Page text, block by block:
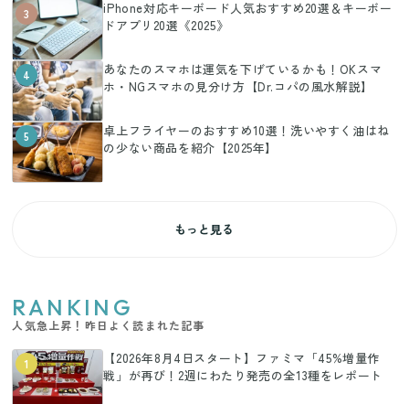
3
iPhone対応キーボード人気おすすめ20選＆キーボー
ドアプリ20選《2025》
4
あなたのスマホは運気を下げているかも！OKスマ
ホ・NGスマホの見分け方【Dr.コパの風水解説】
5
卓上フライヤーのおすすめ10選！洗いやすく油はね
の少ない商品を紹介【2025年】
もっと見る
RANKING
人気急上昇！昨日よく読まれた記事
1
【2026年8月4日スタート】ファミマ「45%増量作
戦」が再び！2週にわたり発売の全13種をレポート